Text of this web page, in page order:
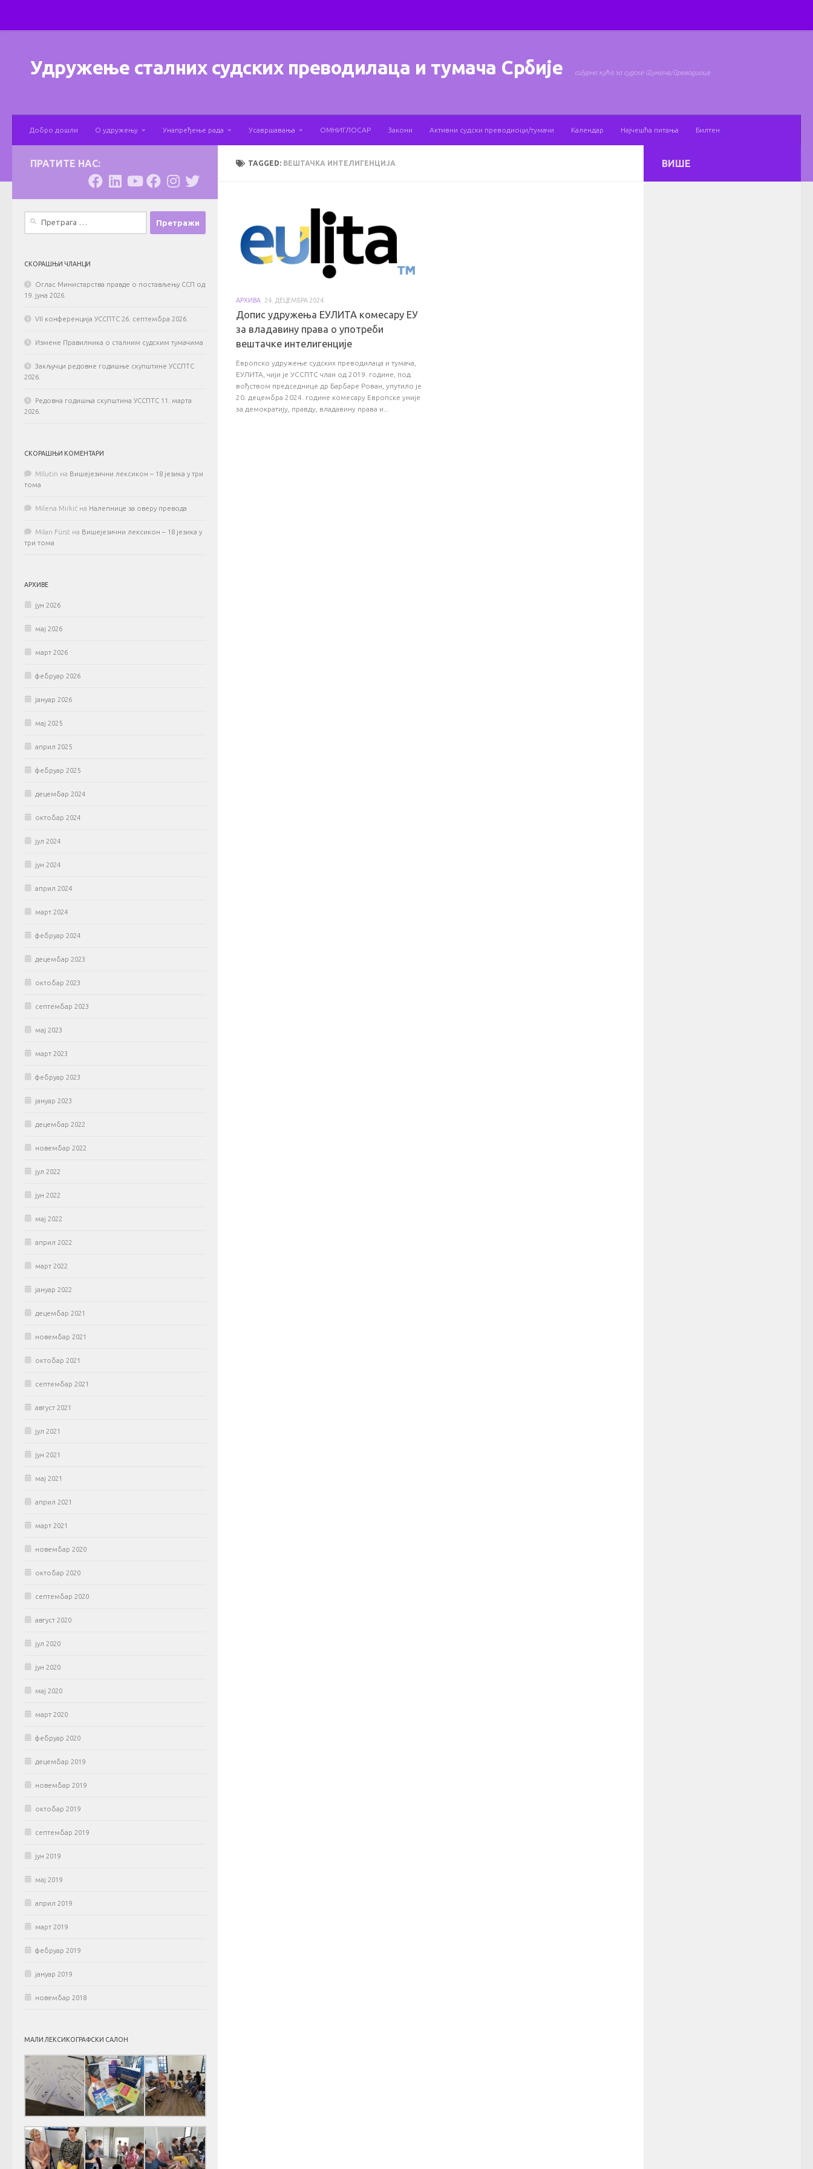
Удружење сталних судских преводилаца и тумача Србије сигурна кућа за судске тумаче/преводиоце
Добро дошли О удружењу Унапређење рада Усавршавања ОМНИГЛОСАР Закони Активни судски преводиоци/тумачи Календар Најчешћа питања Билтен
TAGGED: ВЕШТАЧКА ИНТЕЛИГЕНЦИЈА
АРХИВА 24. ДЕЦЕМБРА 2024.
Допис удружења ЕУЛИТА комесару ЕУ
за владавину права o употреби
вештачке интелигенције
Европско удружење судских преводилаца и тумача,
ЕУЛИТА, чији је УССПТС члан од 2019. године, под
вођством председнице др Барбаре Рован, упутило је
20. децембра 2024. године комесару Европске уније
за демократију, правду, владавину права и...
ПРАТИТЕ НАС:
СКОРАШЊИ ЧЛАНЦИ
Оглас Министарства правде о постављењу ССП од
19. јуна 2026.
VII конференција УССПТС 26. септембра 2026.
Измене Правилника о сталним судским тумачима
Закључци редовне годишње скупштине УССПТС
2026.
Редовна годишња скупштина УССПТС 11. марта
2026.
СКОРАШЊИ КОМЕНТАРИ
MIlutin на Вишејезични лексикон – 18 језика у три
тома
Milena Mirkić на Налепнице за оверу превода
Milan Fürst на Вишејезични лексикон – 18 језика у
три тома
АРХИВЕ
јун 2026
мај 2026
март 2026
фебруар 2026
јануар 2026
мај 2025
април 2025
фебруар 2025
децембар 2024
октобар 2024
јул 2024
јун 2024
април 2024
март 2024
фебруар 2024
децембар 2023
октобар 2023
септембар 2023
мај 2023
март 2023
фебруар 2023
јануар 2023
децембар 2022
новембар 2022
јул 2022
јун 2022
мај 2022
април 2022
март 2022
јануар 2022
децембар 2021
новембар 2021
октобар 2021
септембар 2021
август 2021
јул 2021
јун 2021
мај 2021
април 2021
март 2021
новембар 2020
октобар 2020
септембар 2020
август 2020
јул 2020
јун 2020
мај 2020
март 2020
фебруар 2020
децембар 2019
новембар 2019
октобар 2019
септембар 2019
јун 2019
мај 2019
април 2019
март 2019
фебруар 2019
јануар 2019
новембар 2018
МАЛИ ЛЕКСИКОГРАФСКИ САЛОН
ВИШЕ